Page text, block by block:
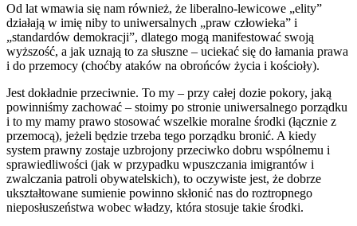
Od lat wmawia się nam również, że liberalno-lewicowe „elity”
działają w imię niby to uniwersalnych „praw człowieka” i
„standardów demokracji”, dlatego mogą manifestować swoją
wyższość, a jak uznają to za słuszne – uciekać się do łamania prawa
i do przemocy (choćby ataków na obrońców życia i kościoły).
Jest dokładnie przeciwnie. To my – przy całej dozie pokory, jaką
powinniśmy zachować – stoimy po stronie uniwersalnego porządku
i to my mamy prawo stosować wszelkie moralne środki (łącznie z
przemocą), jeżeli będzie trzeba tego porządku bronić. A kiedy
system prawny zostaje uzbrojony przeciwko dobru wspólnemu i
sprawiedliwości (jak w przypadku wpuszczania imigrantów i
zwalczania patroli obywatelskich), to oczywiste jest, że dobrze
ukształtowane sumienie powinno skłonić nas do roztropnego
nieposłuszeństwa wobec władzy, która stosuje takie środki.